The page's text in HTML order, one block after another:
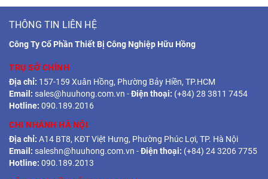
THÔNG TIN LIÊN HỆ
Công Ty Cổ Phần Thiết Bị Công Nghiệp Hữu Hồng
TRỤ SỞ CHÍNH
Địa chỉ: 157-159 Xuân Hồng, Phường Bảy Hiền, TP.HCM
Email: sales@huuhong.com.vn -Điện thoại: (+84) 28 3811 7454
Hotline: 090.189.2016
CHI NHÁNH HÀ NỘI
Địa chỉ: A14 BT8, KĐT Việt Hưng, Phường Phúc Lợi, TP. Hà Nội
Email: saleshn@huuhong.com.vn -Điện thoại: (+84) 24 3206 7755
Hotline: 090.189.2013